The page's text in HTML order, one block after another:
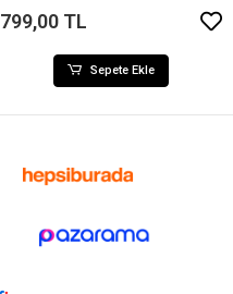
799,00 TL
Sepete Ekle